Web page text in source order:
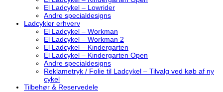
El Ladcykel – Lowrider
Andre specialdesigns
Ladcykler erhverv
El Ladcykel – Workman
El Ladcykel – Workman 2
El Ladcykel – Kindergarten
El Ladcykel – Kindergarten Open
Andre specialdesigns
Reklametryk / Folie til Ladcykel – Tilvalg ved køb af ny
cykel
Tilbehør & Reservedele